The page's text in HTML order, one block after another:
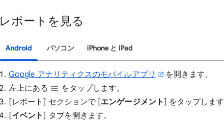
レポートを見る
Android パソコン iPhone と iPad
Google アナリティクスのモバイルアプリ
を開きます。
左上にある
をタップします。
[レポート] セクションで [エンゲージメント] をタップします
[イベント] タブを開きます。